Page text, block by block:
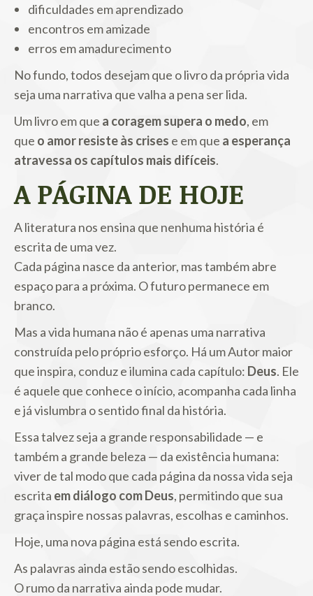
dificuldades em aprendizado
encontros em amizade
erros em amadurecimento
No fundo, todos desejam que o livro da própria vida
seja uma narrativa que valha a pena ser lida.
Um livro em que a coragem supera o medo, em
que o amor resiste às crises e em que a esperança
atravessa os capítulos mais difíceis.
A PÁGINA DE HOJE
A literatura nos ensina que nenhuma história é
escrita de uma vez.
Cada página nasce da anterior, mas também abre
espaço para a próxima. O futuro permanece em
branco.
Mas a vida humana não é apenas uma narrativa
construída pelo próprio esforço. Há um Autor maior
que inspira, conduz e ilumina cada capítulo: Deus. Ele
é aquele que conhece o início, acompanha cada linha
e já vislumbra o sentido final da história.
Essa talvez seja a grande responsabilidade — e
também a grande beleza — da existência humana:
viver de tal modo que cada página da nossa vida seja
escrita em diálogo com Deus, permitindo que sua
graça inspire nossas palavras, escolhas e caminhos.
Hoje, uma nova página está sendo escrita.
As palavras ainda estão sendo escolhidas.
O rumo da narrativa ainda pode mudar.